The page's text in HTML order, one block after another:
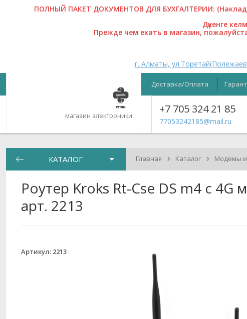
ПОЛНЫЙ ПАКЕТ ДОКУМЕНТОВ ДЛЯ БУХГАЛТЕРИИ:
Дүкенге
Прежде чем ехать в магазин,
г. Алматы,
магазин электроники
Доставка/Оплата
+7 705 324 21 85
77053242185@mail.ru
КАТАЛОГ Главная › Каталог › Модемы
Роутер Kroks Rt-Cse DS m4 с
арт. 2213
Артикул: 2213